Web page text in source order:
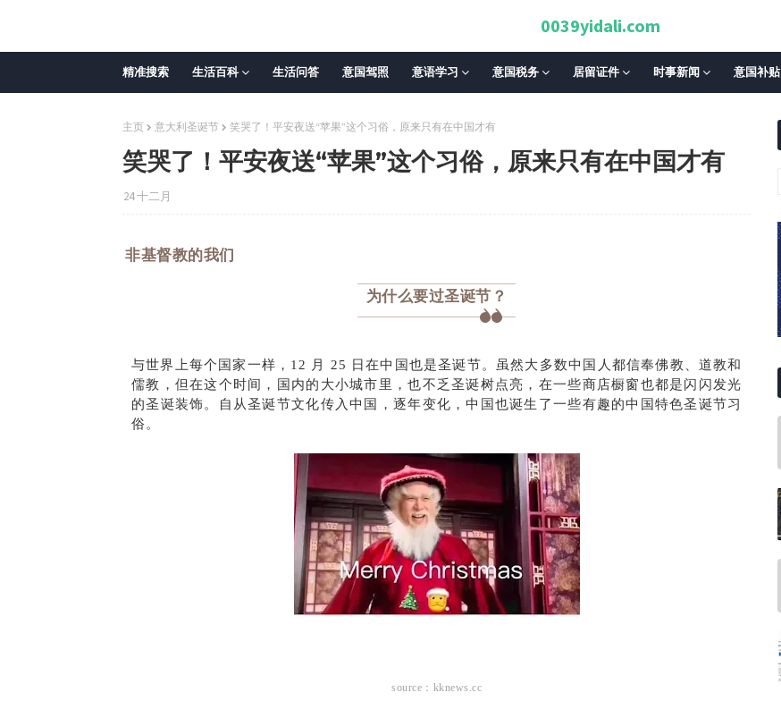
0039yidali.com
精准搜索 生活百科 生活问答 意国驾照 意语学习 意国税务 居留证件 时事新闻 意国补贴
主页 意大利圣诞节 笑哭了！平安夜送“苹果”这个习俗，原来只有在中国才有
笑哭了！平安夜送“苹果”这个习俗，原来只有在中国才有
24 十二月
非基督教的我们
为什么要过圣诞节？
与世界上每个国家一样，12 月 25 日在中国也是圣诞节。虽然大多数中国人都信奉佛教、道教和
儒教，但在这个时间，国内的大小城市里，也不乏圣诞树点亮，在一些商店橱窗也都是闪闪发光
的圣诞装饰。自从圣诞节文化传入中国，逐年变化，中国也诞生了一些有趣的中国特色圣诞节习
俗。
source：kknews.cc